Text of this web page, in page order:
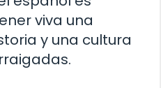
viva una
y una cultura